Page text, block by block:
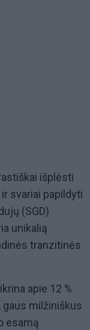
išplėsti
svariai papildyti
(SGD)
unikalią
tranzitinės
apie 12 %
gaus milžiniškus
esamą